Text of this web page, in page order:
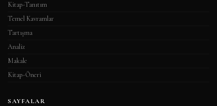
Kitap-Tanıtım
Temel Kavramlar
Tartışma
Analiz
Makale
Kitap-Öneri
SAYFALAR